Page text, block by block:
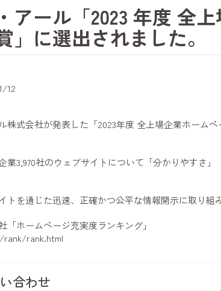
アール「2023 年度 全
」に選出されました。
12
株式会社が発表した「2023年度 全上場企業ホー
業3,970社のウェブサイトについて「分かりやすさ
トを通じた迅速、正確かつ公平な情報開示に取り
「ホームページ充実度ランキング」
rank.html
合わせ